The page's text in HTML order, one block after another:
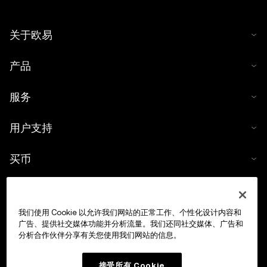
关于欧易
产品
服务
用户支持
买币
交易
我们使用 Cookie 以允许我们网站的正常工作、个性化设计内容和
广告、提供社交媒体功能并分析流量。我们还同社交媒体、广告和
分析合作伙伴分享有关您使用我们网站的信息。